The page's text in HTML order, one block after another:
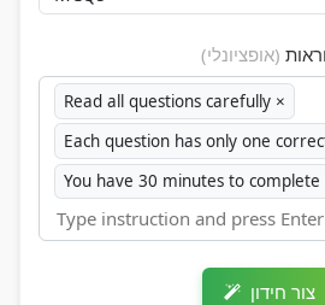
(אופציונלי)
Read all questions carefully ×
Each question has only one
You have 30 minutes to complete
צור חידון